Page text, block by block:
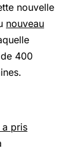
nouvelle
nouveau
400
a pris